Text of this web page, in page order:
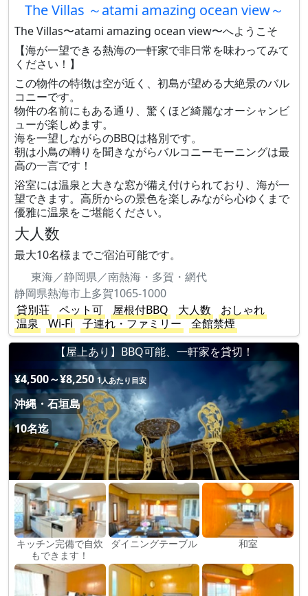
The Villas ～atami amazing ocean view～
The Villas〜atami amazing ocean view〜へようこそ
【海が一望できる熱海の一軒家で非日常を味わってみて
ください！】
この物件の特徴は空が近く、初島が望める大絶景のバル
コニーです。
物件の名前にもある通り、驚くほど綺麗なオーシャンビ
ューが楽しめます。
海を一望しながらのBBQは格別です。
朝は小鳥の囀りを聞きながらバルコニーモーニングは最
高の一言です！
浴室には温泉と大きな窓が備え付けられており、海が一
望できます。高所からの景色を楽しみながら心ゆくまで
優雅に温泉をご堪能ください。
大人数
最大10名様までご宿泊可能です。
東海／静岡県／南熱海・多賀・網代
静岡県熱海市上多賀1065-1000
貸別荘
ペット可 屋根付BBQ 大人数
おしゃれ
温泉
Wi-Fi 子連れ・ファミリー
全館禁煙
【屋上あり】BBQ可能、一軒家を貸切！
¥4,500～¥8,250 1人あたり目安
沖縄・石垣島
10名迄
キッチン完備で自炊
もできます！
ダイニングテーブル 和室